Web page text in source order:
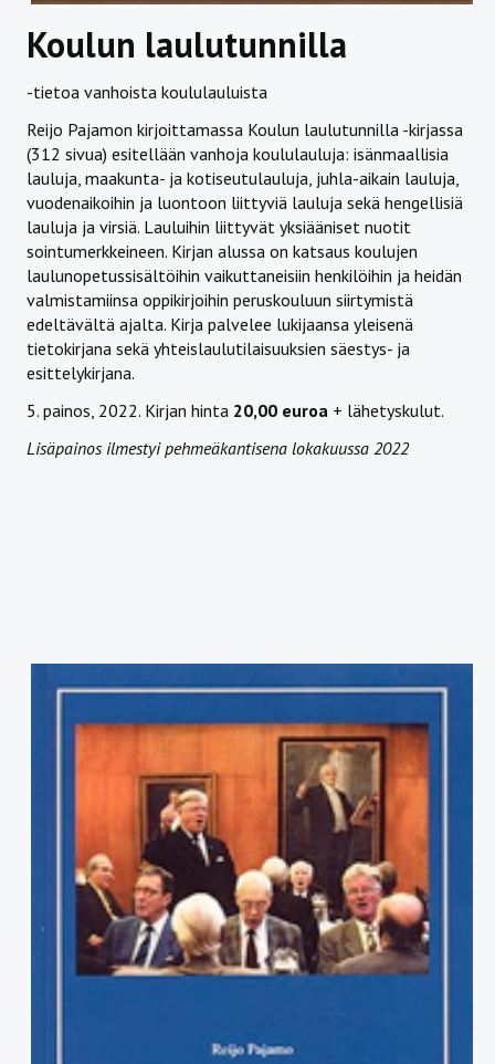
Koulun laulutunnilla
-tietoa vanhoista koululauluista
Reijo Pajamon kirjoittamassa Koulun laulutunnilla -kirjassa
(312 sivua) esitellään vanhoja koululauluja: isänmaallisia
lauluja, maakunta- ja kotiseutulauluja, juhla-aikain lauluja,
vuodenaikoihin ja luontoon liittyviä lauluja sekä hengellisiä
lauluja ja virsiä. Lauluihin liittyvät yksiääniset nuotit
sointumerkkeineen. Kirjan alussa on katsaus koulujen
laulunopetussisältöihin vaikuttaneisiin henkilöihin ja heidän
valmistamiinsa oppikirjoihin peruskouluun siirtymistä
edeltävältä ajalta. Kirja palvelee lukijaansa yleisenä
tietokirjana sekä yhteislaulutilaisuuksien säestys- ja
esittelykirjana.
5. painos, 2022. Kirjan hinta 20,00 euroa + lähetyskulut.
Lisäpainos ilmestyi pehmeäkantisena lokakuussa 2022